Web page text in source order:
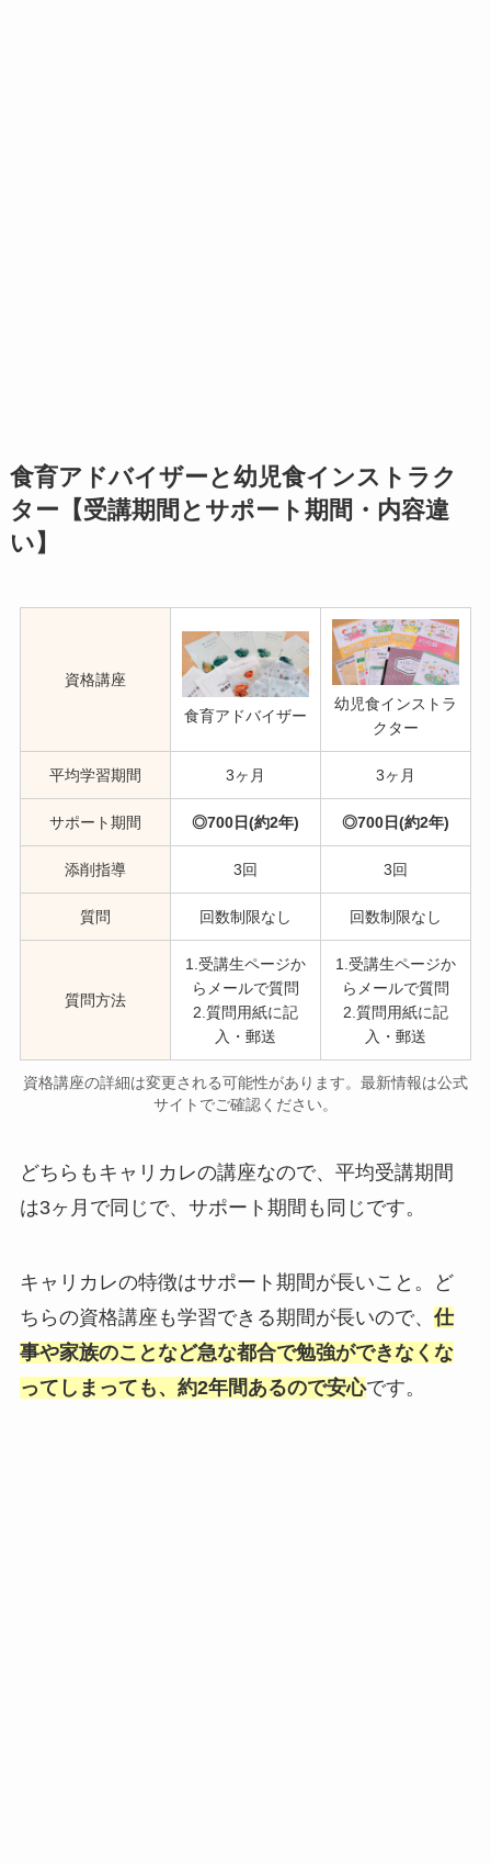
食育アドバイザーと幼児食インストラク
ター【受講期間とサポート期間・内容違
い】
資格講座
食育アドバイザー
幼児食インストラ
クター
平均学習期間 3ヶ月 3ヶ月
サポート期間 ◎700日(約2年) ◎700日(約2年)
添削指導 3回 3回
質問 回数制限なし 回数制限なし
質問方法
1.受講生ページか
らメールで質問
2.質問用紙に記
入・郵送
1.受講生ページか
らメールで質問
2.質問用紙に記
入・郵送
資格講座の詳細は変更される可能性があります。最新情報は公式
サイトでご確認ください。
どちらもキャリカレの講座なので、平均受講期間
は3ヶ月で同じで、サポート期間も同じです。
キャリカレの特徴はサポート期間が長いこと。ど
ちらの資格講座も学習できる期間が長いので、 仕
事や家族のことなど急な都合で勉強ができなくな
ってしまっても、約2年間あるので安心です。